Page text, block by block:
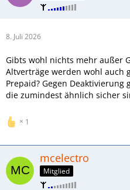
8. Juli 2026
Gibts wohl nichts mehr außer
Altverträge werden wohl auch
Prepaid? Gegen Deaktivierung
die zumindest ähnlich sicher
1
mcelectro
Mitglied